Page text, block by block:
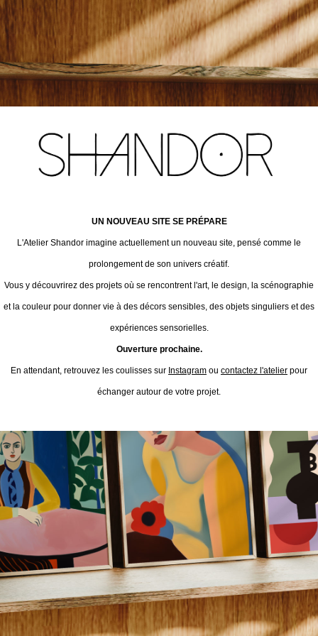
UN NOUVEAU SITE SE PRÉPARE
L'Atelier Shandor imagine actuellement un nouveau site, pensé comme le
prolongement de son univers créatif.
Vous y découvrirez des projets où se rencontrent l'art, le design, la scénographie
et la couleur pour donner vie à des décors sensibles, des objets singuliers et des
expériences sensorielles.
Ouverture prochaine.
En attendant, retrouvez les coulisses sur Instagram ou contactez l'atelier pour
échanger autour de votre projet.